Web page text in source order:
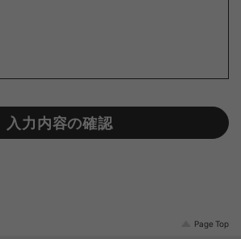
入力内容の確認
Page Top